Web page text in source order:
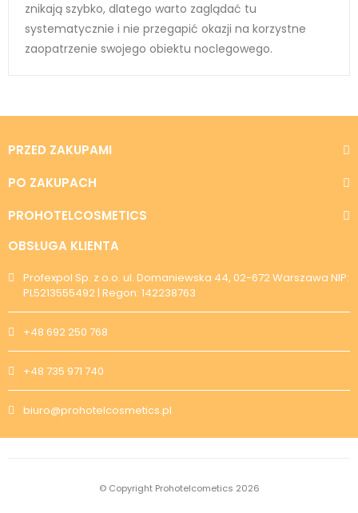
znikają szybko, dlatego warto zaglądać tu
systematycznie i nie przegapić okazji na korzystne
zaopatrzenie swojego obiektu noclegowego.
PRZED ZAKUPAMI
PO ZAKUPACH
PROHOTELCOSMETICS
OBSŁUGA KLIENTA
Profexpol Sp. z o.o. ul. Domaniewska 44, 02-672 Warszawa NIP:
PL5213555492 | Regon: 142238763
+48 692 250 768
+48 735 971 740
biuro@prohotelcosmetics.pl
© Copyright Prohotelcometics 2026